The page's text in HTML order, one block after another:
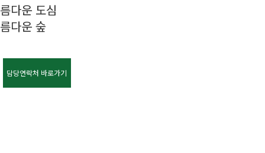
다운 도심
다운 숲
담당연락처 바로가기